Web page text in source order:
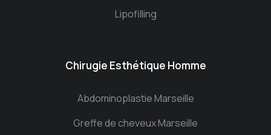
Lipofilling
Chirugie Esthétique Homme
Abdominoplastie Marseille
Greffe de cheveux Marseille